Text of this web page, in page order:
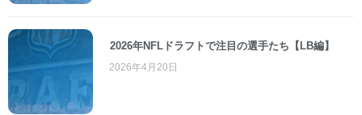
2026年NFLドラフトで注目の選手たち【LB編】
2026年4月20日